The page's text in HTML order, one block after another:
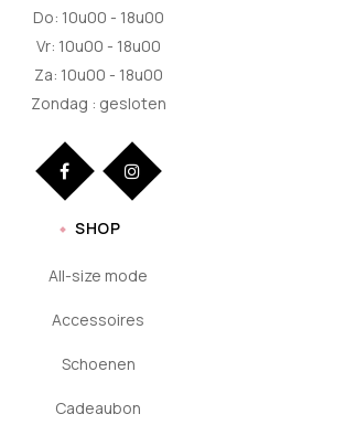
Do: 10u00 - 18u00
Vr: 10u00 - 18u00
Za: 10u00 - 18u00
Zondag : gesloten
SHOP
All-size mode
Accessoires
Schoenen
Cadeaubon